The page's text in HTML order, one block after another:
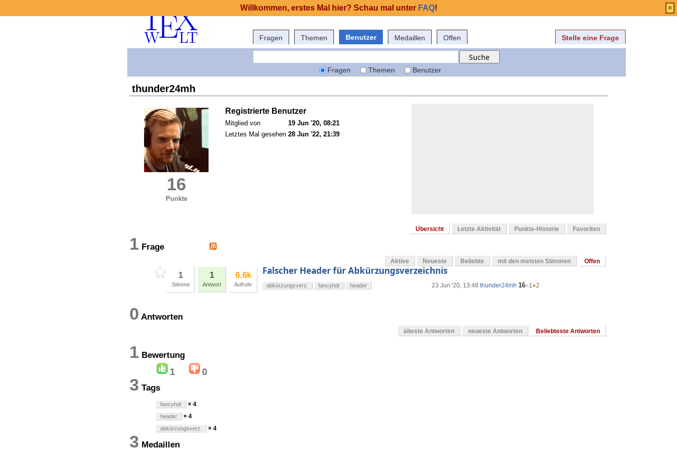
Fragen Themen Benutzer Medaillen Offen Stelle eine Frage
Fragen Themen Benutzer
thunder24mh
16
Punkte
Registrierte Benutzer
Mitglied von
19 Jun '20, 08:21
Letztes Mal gesehen 28 Jun '22, 21:39
Übersicht Letzte Aktivität Punkte-Historie Favoriten
1 Frage
Aktive Neueste Beliebte mit den meisten Stimmen Offen
1
Stimme
1
Antwort
6.6k
Aufrufe
Falscher Header für Abkürzungsverzeichnis
23 Jun '20, 13:48 thunder24mh 16●1●2
abkürzungsverz. fancyhdr header
0 Antworten
älteste Antworten neueste Antworten Beliebteste Antworten
1 Bewertung
1 0
3 Tags
fancyhdr × 4
header × 4
abkürzungsverz. × 4
3 Medaillen
Willkommen, erstes Mal hier? Schau mal unter FAQ! ×